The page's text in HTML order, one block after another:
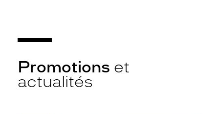
Promotions et
actualités